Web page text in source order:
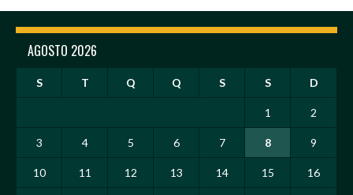
AGOSTO 2026
S T Q Q S S D
1 2
3 4 5 6 7 8 9
10 11 12 13 14 15 16